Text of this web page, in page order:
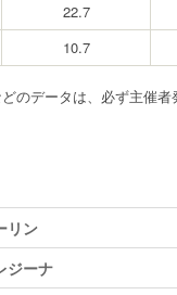
22.7
10.7
のデータは、必ず主催者
リン
ジーナ